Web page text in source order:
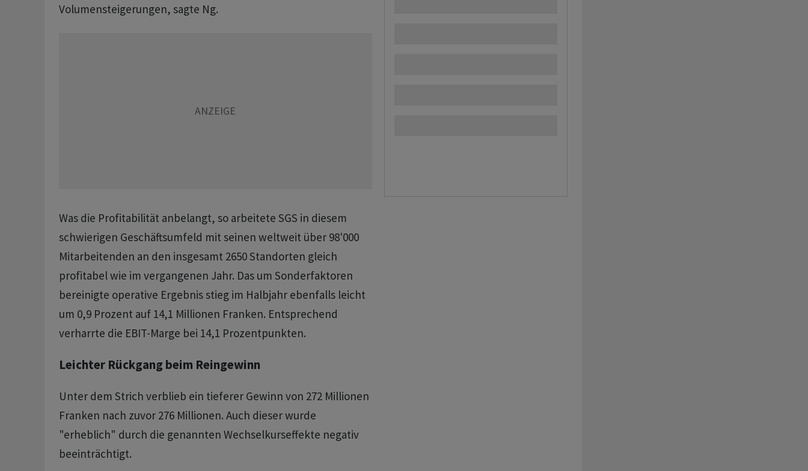
Volumensteigerungen, sagte Ng.
Was die Profitabilität anbelangt, so arbeitete SGS in diesem
schwierigen Geschäftsumfeld mit seinen weltweit über 98'000
Mitarbeitenden an den insgesamt 2650 Standorten gleich
profitabel wie im vergangenen Jahr. Das um Sonderfaktoren
bereinigte operative Ergebnis stieg im Halbjahr ebenfalls leicht
um 0,9 Prozent auf 14,1 Millionen Franken. Entsprechend
verharrte die EBIT-Marge bei 14,1 Prozentpunkten.
Leichter Rückgang beim Reingewinn
Unter dem Strich verblieb ein tieferer Gewinn von 272 Millionen
Franken nach zuvor 276 Millionen. Auch dieser wurde
"erheblich" durch die genannten Wechselkurseffekte negativ
beeinträchtigt.